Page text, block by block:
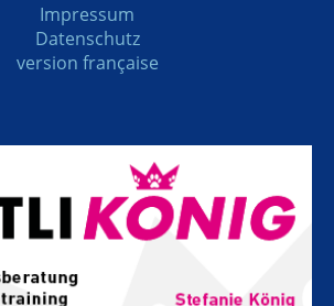
Impressum
Datenschutz
version française